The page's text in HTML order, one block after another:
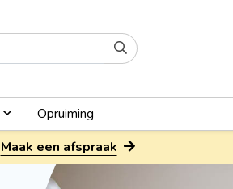
Opruiming
Maak een afspraak